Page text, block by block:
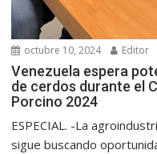
octubre 10, 2024 Editor
Venezuela espera
de cerdos durante el
Porcino 2024
ESPECIAL. -La
sigue buscando